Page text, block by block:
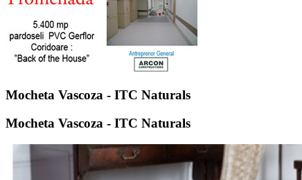
Mocheta Vascoza - ITC Naturals
Mocheta Vascoza - ITC Naturals